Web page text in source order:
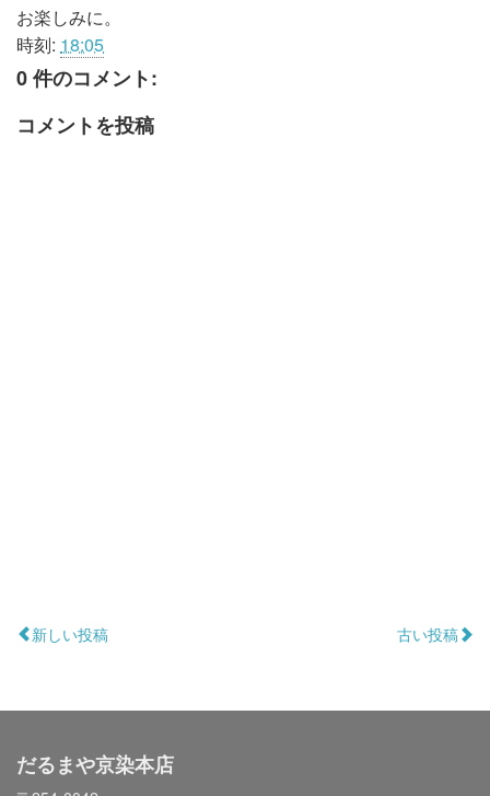
お楽しみに。
時刻: 18:05
0 件のコメント:
コメントを投稿
新しい投稿 古い投稿
だるまや京染本店